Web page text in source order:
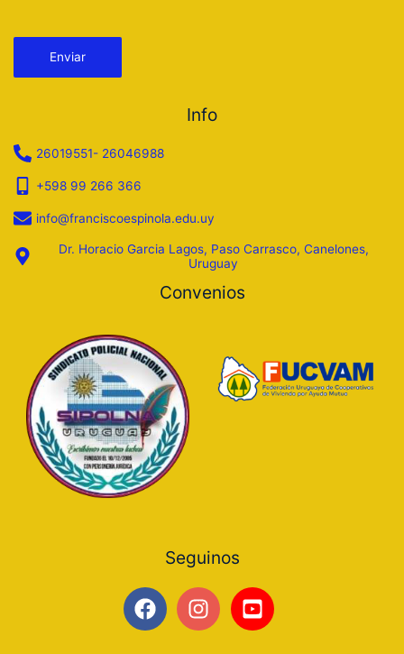
Info
26019551- 26046988
+598 99 266 366
info@franciscoespinola.edu.uy
Dr. Horacio Garcia Lagos, Paso Carrasco, Canelones,
Uruguay
Convenios
Seguinos